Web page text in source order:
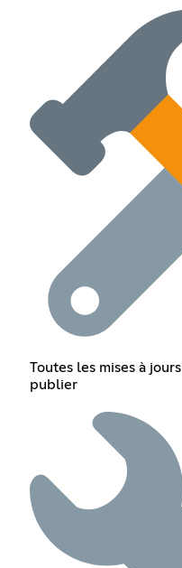
Toutes les mises à
publier